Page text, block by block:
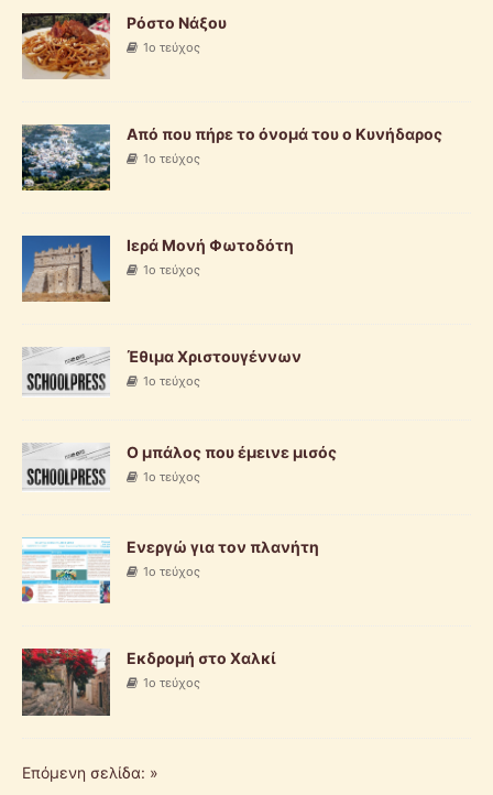
Ρόστο Νάξου
1ο τεύχος
Από που πήρε το όνομά του ο Κυνήδαρος
1ο τεύχος
Ιερά Μονή Φωτοδότη
1ο τεύχος
Έθιμα Χριστουγέννων
1ο τεύχος
O μπάλος που έμεινε μισός
1ο τεύχος
Ενεργώ για τον πλανήτη
1ο τεύχος
Εκδρομή στο Χαλκί
1ο τεύχος
Επόμενη σελίδα: »